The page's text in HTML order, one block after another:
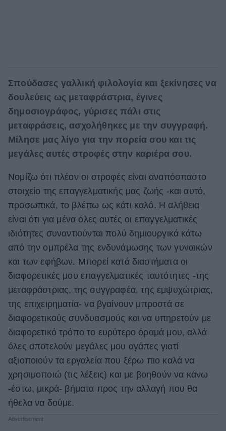
Σπούδασες γαλλική φιλολογία και ξεκίνησες να
δουλεύεις ως μεταφράστρια, έγινες
δημοσιογράφος, γύρισες πάλι στις
μεταφράσεις, ασχολήθηκες με την συγγραφή.
Μίλησε μας λίγο για την πορεία σου και τις
μεγάλες αυτές στροφές στην καριέρα σου.
Νομίζω ότι πλέον οι στροφές είναι αναπόσπαστο
στοιχείο της επαγγελματικής μας ζωής -και αυτό,
προσωπικά, το βλέπω ως κάτι καλό. Η αλήθεια
είναι ότι για μένα όλες αυτές οι επαγγελματικές
ιδιότητες συναντιούνται πολύ δημιουργικά κάτω
από την ομπρέλα της ενδυνάμωσης των γυναικών
και των εφήβων. Μπορεί κατά διαστήματα οι
διαφορετικές μου επαγγελματικές ταυτότητες -της
μεταφράστριας, της συγγραφέα, της εμψυχώτριας,
της επιχειρηματία- να βγαίνουν μπροστά σε
διαφορετικούς συνδυασμούς και να υπηρετούν με
διαφορετικό τρόπο το ευρύτερο όραμά μου, αλλά
όλες αποτελούν μεγάλες μου αγάπες γιατί
αξιοποιούν τα εργαλεία που ξέρω πιο καλά να
χρησιμοποιώ (τις λέξεις) και με βοηθούν να κάνω
-έστω, μικρά- βήματα προς την αλλαγή που θα
ήθελα να δούμε.